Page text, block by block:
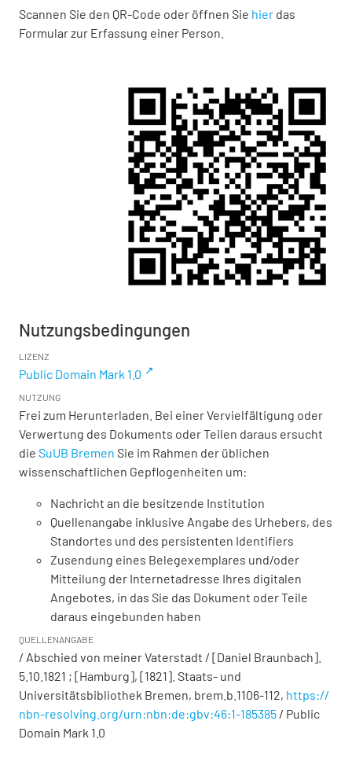
Scannen Sie den QR-Code oder öffnen Sie hier das
Formular zur Erfassung einer Person.
Nutzungsbedingungen
LIZENZ
Public Domain Mark 1.0
NUTZUNG
Frei zum Herunterladen. Bei einer Vervielfältigung oder
Verwertung des Dokuments oder Teilen daraus ersucht
die SuUB Bremen Sie im Rahmen der üblichen
wissenschaftlichen Gepflogenheiten um:
Nachricht an die besitzende Institution
Quellenangabe inklusive Angabe des Urhebers, des
Standortes und des persistenten Identifiers
Zusendung eines Belegexemplares und/oder
Mitteilung der Internetadresse Ihres digitalen
Angebotes, in das Sie das Dokument oder Teile
daraus eingebunden haben
QUELLENANGABE
/ Abschied von meiner Vaterstadt / [Daniel Braunbach].
5.10.1821 ; [Hamburg], [1821]. Staats- und
Universitätsbibliothek Bremen, brem.b.1106-112, https://
nbn-resolving.org/urn:nbn:de:gbv:46:1-185385 / Public
Domain Mark 1.0